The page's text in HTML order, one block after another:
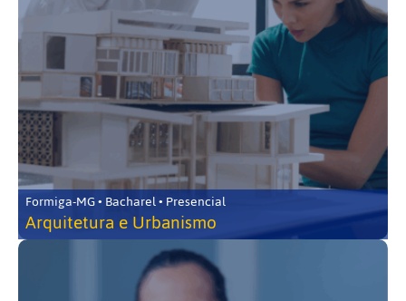
Formiga-MG • Bacharel • Presencial
Arquitetura e Urbanismo